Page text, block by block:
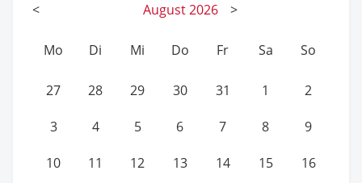
< August2026 >
Mo Di Mi Do Fr Sa So
27 28 29 30 31 1 2
3 4 5 6 7 8 9
10 11 12 13 14 15 16